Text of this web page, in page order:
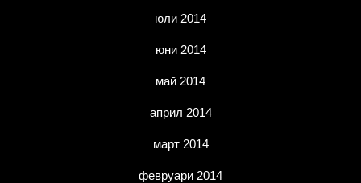
юли 2014
юни 2014
май 2014
април 2014
март 2014
февруари 2014